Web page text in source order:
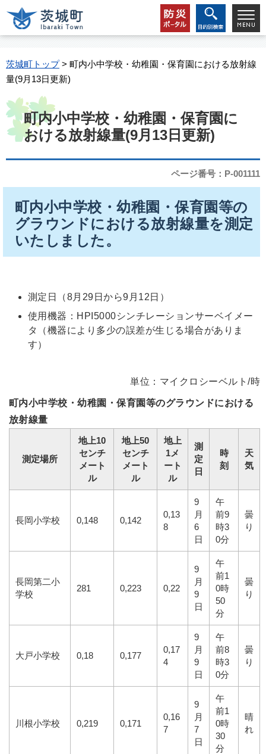
茨城町トップ> 町内小中学校・幼稚園・保育園における放射線
量(9月13日更新)
町内小中学校・幼稚園・保育園に
おける放射線量(9月13日更新)
ページ番号：P-001111
町内小中学校・幼稚園・保育園等の
グラウンドにおける放射線量を測定
いたしました。
測定日（8月29日から9月12日）
使用機器：HPI5000シンチレーションサーベイメー
タ（機器により多少の誤差が生じる場合がありま
す）
単位：マイクロシーベルト/時
町内小中学校・幼稚園・保育園等のグラウンドにおける
放射線量
測定場所
地上10
センチ
メート
ル
地上50
センチ
メート
ル
地上
1メ
ート
ル
測
定
日
時
刻
天
気
長岡小学校 0,148 0,142
0,13
8
9
月
6
日
午
前9
時3
0分
曇
り
長岡第二小
学校
281 0,223 0,22
9
月
9
日
午
前1
0時
50
分
曇
り
大戸小学校 0,18 0,177
0,17
4
9
月
9
日
午
前8
時3
0分
曇
り
川根小学校 0,219 0,171
0,16
7
9
月
7
日
午
前1
0時
30
分
晴
れ